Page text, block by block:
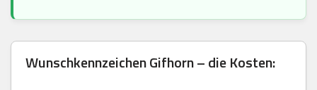
Wunschkennzeichen Gifhorn – die Kosten: